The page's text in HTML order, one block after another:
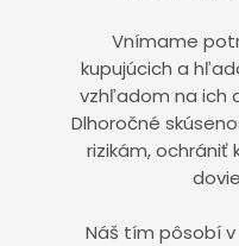
Vnímame
kupujúcich a
vzhľadom na ich
Dlhoročné
rizikám, ochrániť
Náš tím pôsobí v